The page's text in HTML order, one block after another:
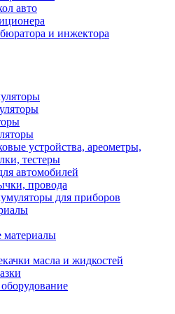
авто
и инжектора
устройства, ареометры,
тестеры
автомобилей
провода
для приборов
масла и жидкостей